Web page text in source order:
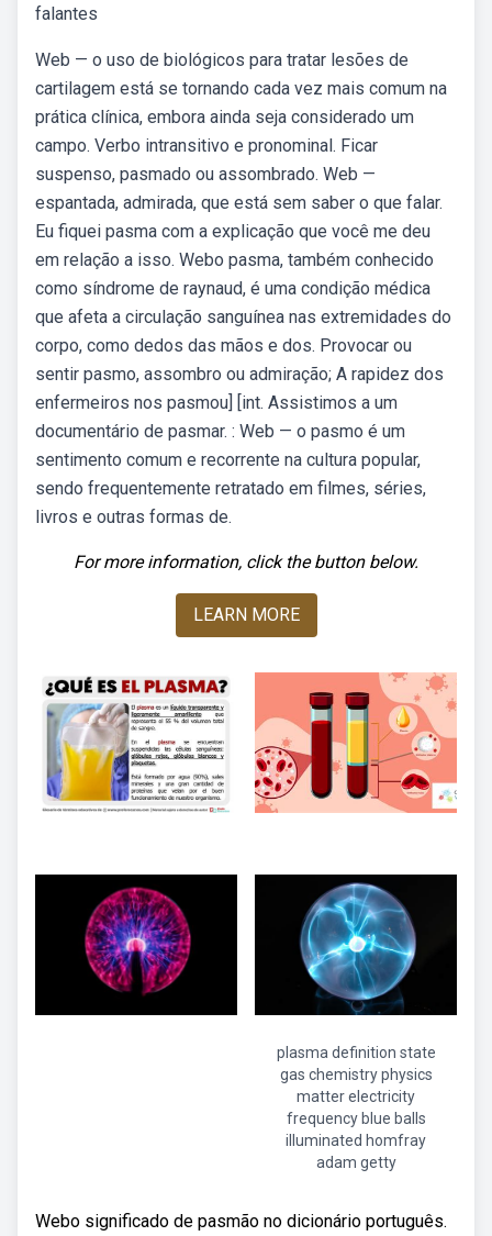
falantes
Web — o uso de biológicos para tratar lesões de
cartilagem está se tornando cada vez mais comum na
prática clínica, embora ainda seja considerado um
campo. Verbo intransitivo e pronominal. Ficar
suspenso, pasmado ou assombrado. Web —
espantada, admirada, que está sem saber o que falar.
Eu fiquei pasma com a explicação que você me deu
em relação a isso. Webo pasma, também conhecido
como síndrome de raynaud, é uma condição médica
que afeta a circulação sanguínea nas extremidades do
corpo, como dedos das mãos e dos. Provocar ou
sentir pasmo, assombro ou admiração; A rapidez dos
enfermeiros nos pasmou] [int. Assistimos a um
documentário de pasmar. : Web — o pasmo é um
sentimento comum e recorrente na cultura popular,
sendo frequentemente retratado em filmes, séries,
livros e outras formas de.
For more information, click the button below.
LEARN MORE
plasma definition state
gas chemistry physics
matter electricity
frequency blue balls
illuminated homfray
adam getty
Webo significado de pasmão no dicionário português.